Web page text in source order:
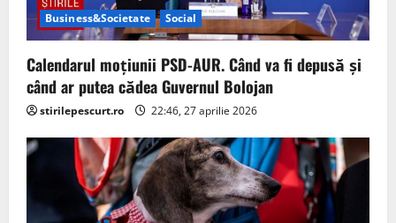
o
n
Business&Societate Social
Calendarul moțiunii PSD-AUR. Când va fi depusă și
când ar putea cădea Guvernul Bolojan
stirilepescurt.ro 22:46, 27 aprilie 2026